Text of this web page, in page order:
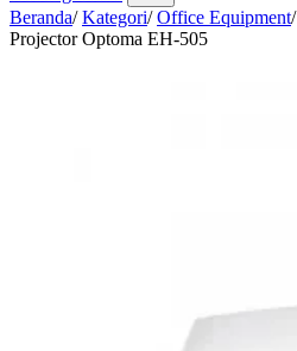
Beranda/ Kategori/ Office Equipment/
Projector Optoma EH-505